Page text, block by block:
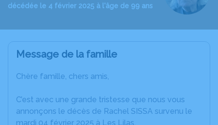
décédée le 4 février 2025 à l'âge de 99 ans
Message de la famille
Chère famille, chers amis,
C’est avec une grande tristesse que nous vous
annonçons le décès de Rachel SISSA survenu le
mardi 04 février 2025 à Les Lilas.